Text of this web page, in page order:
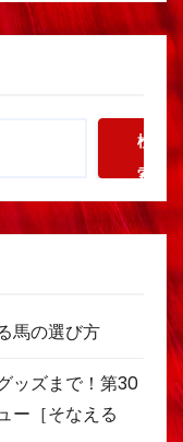
検
索
馬の選び方
ッズまで！第30
ー［そなえる